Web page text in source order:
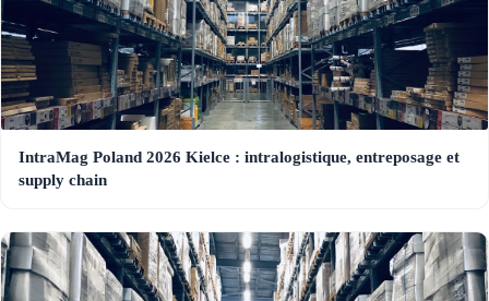
IntraMag Poland 2026 Kielce : intralogistique, entreposage et
supply chain